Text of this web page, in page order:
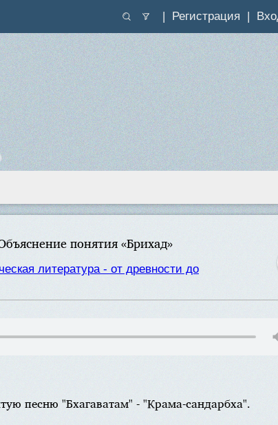
Регистрация
понятия «Брихад»
литература - от древности до
песню "Бхагаватам" - "Крама-сандарбха".